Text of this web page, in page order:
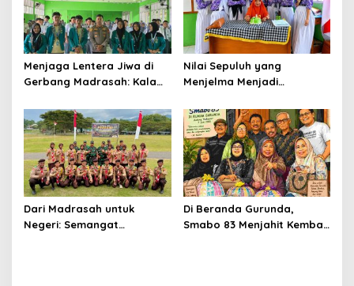
Menjaga Lentera Jiwa di
Gerbang Madrasah: Kala
Generasi Robbani di
Belawa
Nilai Sepuluh yang
Menjelma Menjadi
Dari Madrasah untuk
Negeri: Semangat
Di Beranda Gurunda,
Smabo 83 Menjahit Kembali